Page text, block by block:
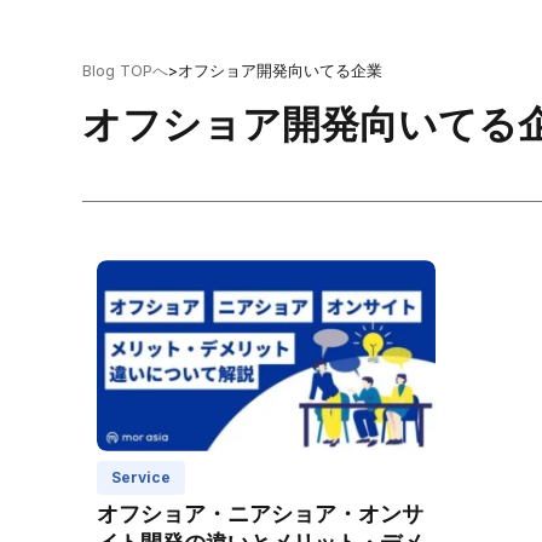
Blog TOPへ>オフショア開発向いてる企業
オフショア開発向いてる
Service
オフショア・ニアショア・オンサ